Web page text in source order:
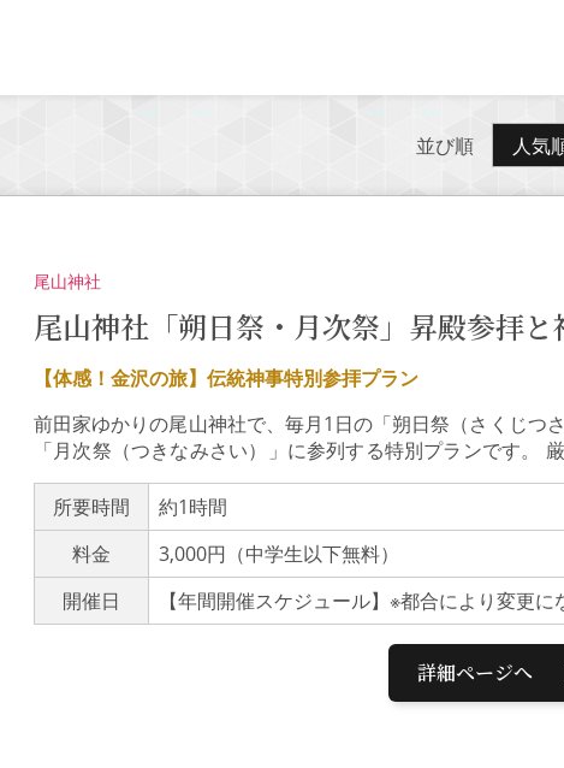
並び順 人気
尾山神社「朔日祭・月次祭」昇殿参拝
尾山神社
【体感！金沢の旅】伝統神事特別参拝プラン
前田家ゆかりの尾山神社で、毎月1日の「朔日祭（さくじつ
「月次祭（つきなみさい）」に参列する特別プランです。
直会（なおらい）を体験いただいた後、神職が境内の見ど
歴史と伝統が息づく聖域で、心洗われるひとときを過ご
分）通常一般のお客様は参拝できない、毎月1日の「朔日祭
祓い、巫女舞の奉納、玉串拝礼、そして神酒をいただく直
す。境内の特別案内（約30分）神職の解説とともに、境内
の美観を仰望して知らず知らずに参拝したくなる神門を」
上格天井が美しい拝殿、現在復元中の金沢城二の丸御殿か
庭といわれる「楽器の庭」と称される神苑まで、尾山神社
所要時間
約1時間
料金
3,000円（中学生以下無料）
開催日
詳細ページへ